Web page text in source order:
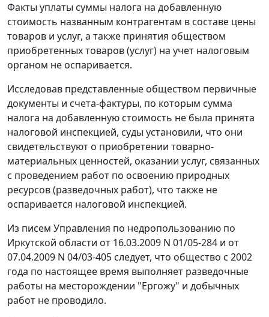
Факты уплаты суммы налога на добавленную
стоимость названным контрагентам в составе цены
товаров и услуг, а также принятия обществом
приобретенных товаров (услуг) на учет налоговым
органом не оспаривается.
Исследовав представленные обществом первичные
документы и счета-фактуры, по которым сумма
налога на добавленную стоимость не была принята
налоговой инспекцией, суды установили, что они
свидетельствуют о приобретении товарно-
материальных ценностей, оказании услуг, связанных
с проведением работ по освоению природных
ресурсов (разведочных работ), что также не
оспаривается налоговой инспекцией.
Из писем Управления по недропользованию по
Иркутской области от 16.03.2009 N 01/05-284 и от
07.04.2009 N 04/03-405 следует, что общество с 2002
года по настоящее время выполняет разведочные
работы на месторождении "Ергожу" и добычных
работ не проводило.